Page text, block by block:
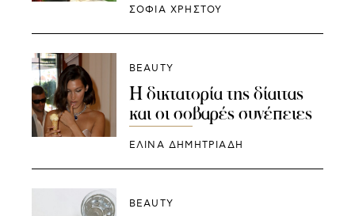
ΣΟΦΙΑ ΧΡΗΣΤΟΥ
BEAUTY
Η δικτατορία της δίαιτας
και οι σοβαρές συνέπειες
ΕΛΙΝΑ ΔΗΜΗΤΡΙΑΔΗ
BEAUTY